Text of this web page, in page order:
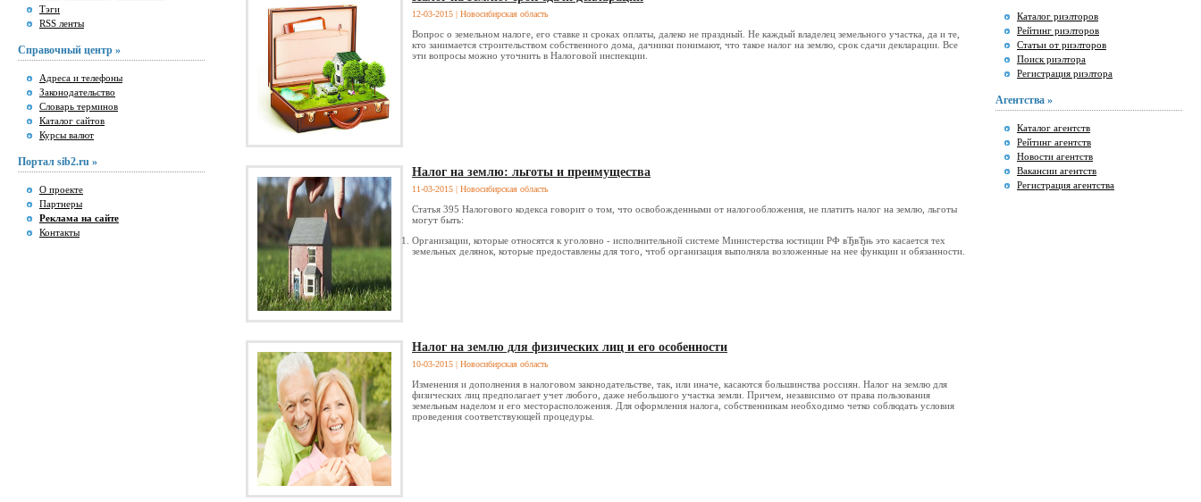
Тэги
RSS ленты
Справочный центр »
Адреса и телефоны
Законодательство
Словарь терминов
Каталог сайтов
Курсы валют
Портал sib2.ru »
О проекте
Партнеры
Реклама на сайте
Контакты
12-03-2015 | Новосибирская область
Вопрос о земельном налоге, его ставке и сроках оплаты, далеко не праздный. Не каждый владелец земельного участка, да и те,
кто занимается строительством собственного дома, дачники понимают, что такое налог на землю, срок сдачи декларации. Все
эти вопросы можно уточнить в Налоговой инспекции.
Налог на землю: льготы и преимущества
11-03-2015 | Новосибирская область
Статья 395 Налогового кодекса говорит о том, что освобожденными от налогообложения, не платить налог на землю, льготы
могут быть:
Организации, которые относятся к уголовно - исполнительной системе Министерства юстиции РФ вЂвЂњ это касается тех
земельных делянок, которые предоставлены для того, чтоб организация выполняла возложенные на нее функции и обязанности.
Налог на землю для физических лиц и его особенности
10-03-2015 | Новосибирская область
Изменения и дополнения в налоговом законодательстве, так, или иначе, касаются большинства россиян. Налог на землю для
физических лиц предполагает учет любого, даже небольшого участка земли. Причем, независимо от права пользования
земельным наделом и его месторасположения. Для оформления налога, собственникам необходимо четко соблюдать условия
проведения соответствующей процедуры.
Каталог риэлторов
Рейтинг риэлторов
Статьи от риэлторов
Поиск риэлтора
Регистрация риэлтора
Агентства »
Каталог агентств
Рейтинг агентств
Новости агентств
Вакансии агентств
Регистрация агентства